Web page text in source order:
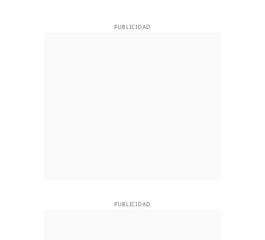
PUBLICIDAD
PUBLICIDAD